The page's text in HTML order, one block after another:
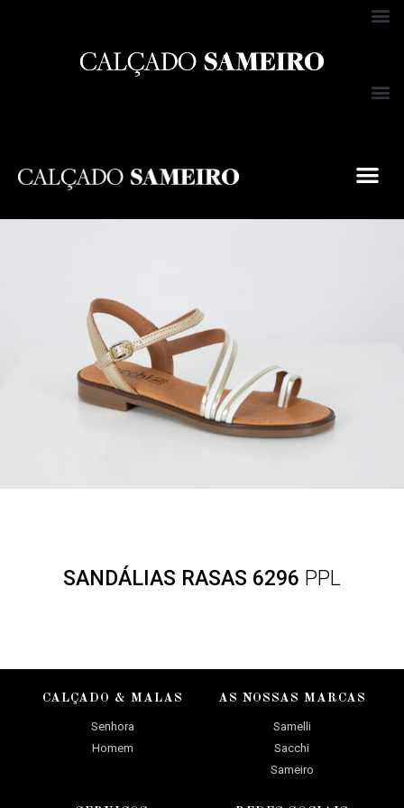
SANDÁLIAS RASAS 6296 PPL
CALÇADO & MALAS
Senhora
Homem
AS NOSSAS MARCAS
Samelli
Sacchi
Sameiro